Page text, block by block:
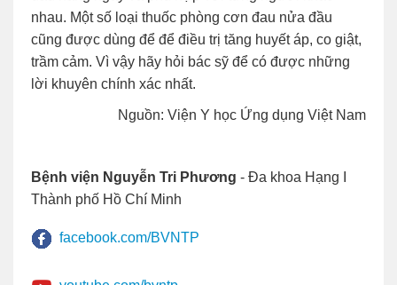
nhau. Một số loại thuốc phòng cơn đau nửa đầu
cũng được dùng để để điều trị tăng huyết áp, co giật,
trầm cảm. Vì vậy hãy hỏi bác sỹ để có được những
lời khuyên chính xác nhất.
Nguồn: Viện Y học Ứng dụng Việt Nam
Bệnh viện Nguyễn Tri Phương - Đa khoa Hạng I
Thành phố Hồ Chí Minh
facebook.com/BVNTP